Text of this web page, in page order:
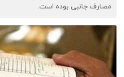
مصارف جانبی بوده است.